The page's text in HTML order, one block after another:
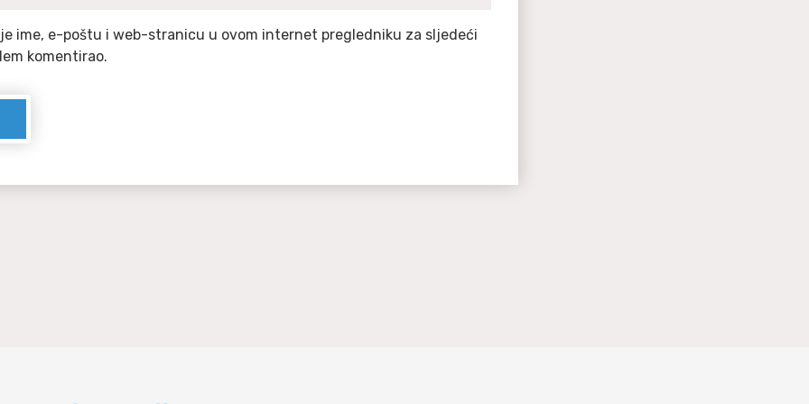
ime, e-poštu i web-stranicu u ovom internet pregledniku za sljedeći
komentirao.